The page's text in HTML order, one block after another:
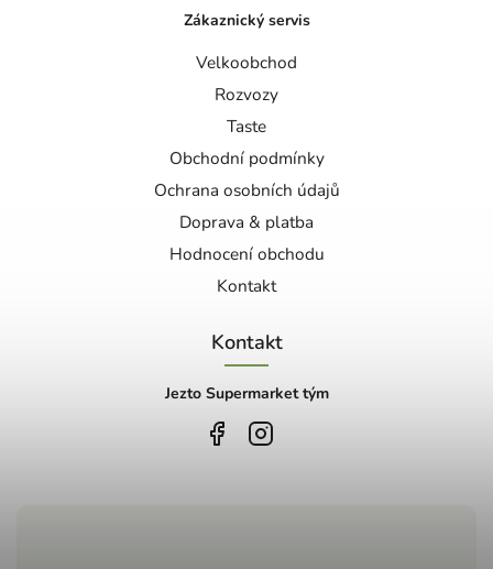
Zákaznický servis
Velkoobchod
Rozvozy
Taste
Obchodní podmínky
Ochrana osobních údajů
Doprava & platba
Hodnocení obchodu
Kontakt
Kontakt
Jezto Supermarket tým